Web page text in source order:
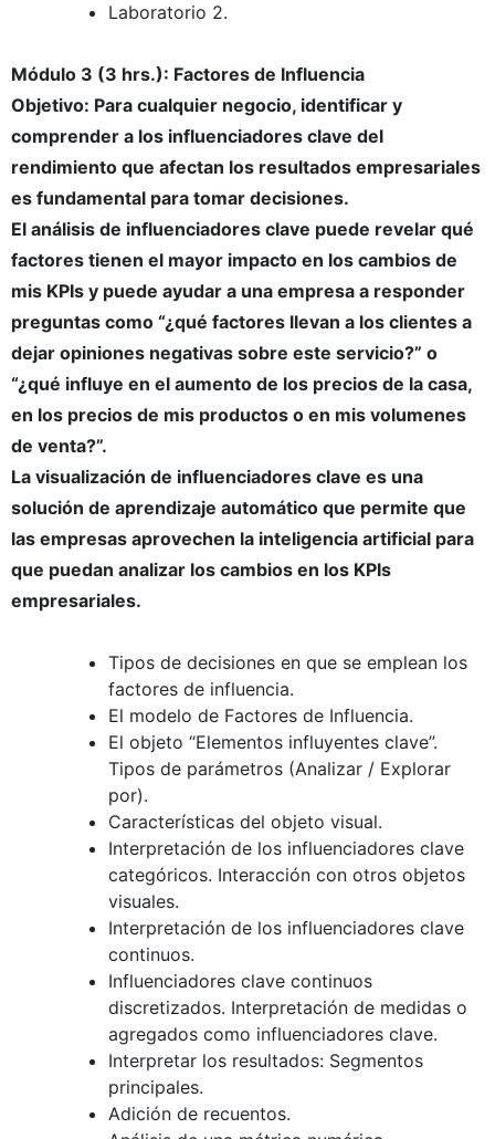
Laboratorio 2.
Módulo 3 (3 hrs.): Factores de Influencia
Objetivo: Para cualquier negocio, identificar y
comprender a los influenciadores clave del
rendimiento que afectan los resultados empresariales
es fundamental para tomar decisiones.
El análisis de influenciadores clave puede revelar qué
factores tienen el mayor impacto en los cambios de
mis KPIs y puede ayudar a una empresa a responder
preguntas como “¿qué factores llevan a los clientes a
dejar opiniones negativas sobre este servicio?” o
“¿qué influye en el aumento de los precios de la casa,
en los precios de mis productos o en mis volumenes
de venta?”.
La visualización de influenciadores clave es una
solución de aprendizaje automático que permite que
las empresas aprovechen la inteligencia artificial para
que puedan analizar los cambios en los KPIs
empresariales.
Tipos de decisiones en que se emplean los
factores de influencia.
El modelo de Factores de Influencia.
El objeto “Elementos influyentes clave”.
Tipos de parámetros (Analizar / Explorar
por).
Características del objeto visual.
Interpretación de los influenciadores clave
categóricos. Interacción con otros objetos
visuales.
Interpretación de los influenciadores clave
continuos.
Influenciadores clave continuos
discretizados. Interpretación de medidas o
agregados como influenciadores clave.
Interpretar los resultados: Segmentos
principales.
Adición de recuentos.